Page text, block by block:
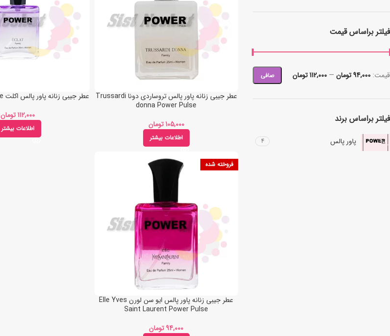
فیلتر براساس قیمت
صافی قيمت: 94,000 تومان — 112,000 تومان
فیلتر براساس برند
پاور پالس 4
عطر جیبی زنانه پاور پالس تروساردی دونا Trussardi
donna Power Pulse
تومان
اطلاعات بیشتر
عطر جیبی زنانه پاور پالس اکلت Eclat Power Pulse
تومان
اطلاعات بیشتر
فروخته شده
عطر جیبی زنانه پاور پالس ایو سن لورن Elle Yves
Saint Laurent Power Pulse
تومان